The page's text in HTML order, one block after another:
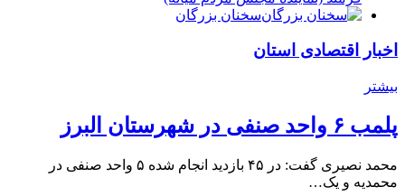
سخنان بزرگان
اخبار اقتصادی استان
بیشتر
پلمب ۶ واحد صنفی در شهرستان البرز
محمد نصیری گفت: در ۴۵ بازدید انجام شده ۵ واحد صنفی در
محمدیه و یک…